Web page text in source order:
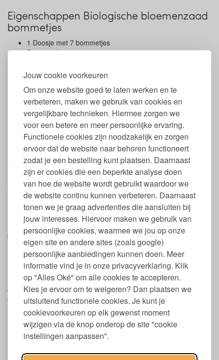
Jouw cookie voorkeuren
Om onze website goed te laten werken en te
verbeteren, maken we gebruik van cookies en
vergelijkbare technieken. Hiermee zorgen we
voor een betere en meer persoonlijke ervaring.
Functionele cookies zijn noodzakelijk en zorgen
ervoor dat de website naar behoren functioneert
zodat je een bestelling kunt plaatsen. Daarnaast
zijn er cookies die een beperkte analyse doen
van hoe de website wordt gebruikt waardoor we
de website continu kunnen verbeteren. Daarnaast
tonen we je graag advertenties die aansluiten bij
jouw interesses. Hiervoor maken we gebruik van
persoonlijke cookies, waarmee we jou op onze
eigen site en andere sites (zoals google)
persoonlijke aanbiedingen kunnen doen. Meer
informatie vind je in onze privacyverklaring. Klik
op "Alles Oké" om alle cookies te accepteren.
Kies je ervoor om te weigeren? Dan plaatsen we
uitsluitend functionele cookies. Je kunt je
cookievoorkeuren op elk gewenst moment
wijzigen via de knop onderop de site "cookie
instellingen aanpassen".
Eigenschappen Biologische bloemenzaad
bommetjes
1 Doosje met 7 bommetjes
Diameter bommetje: 20 mm.
Inheemse bloembommetjes voor biodiversiteit
Zaaitijd: maart t/m juli
Geschikt voor buiten in de tuin, op het balkon of
op openbare grond
Gemaakt in Nederland
Blossombs zijn +/- 2 jaar houdbaar
Afmeting doosje 7 stuks: 18 x 16 x 2,5 cm
Verschillende soorten zaadbommetjes
mixen
Voor jou, Hollandse mix
Klaproos, Weide salie, Echte kamille, Gele ganzebloem,
Korenbloem en Margriet.
Deze mix is “inheems” (Hollands) en is geselecteerd met oog op
bijen en vlinders.
Hoera, Zonnebloem mix
Bloemen, Laagbloeiende mix: Mexicaans madeliefje,
Duizendschoon, Gele kamille, Koekruid, Rode klaver, Bonenkruid
en Tijm.
Geschikt voor potten, balkons, kleine tuinen.
Bedankt, Tuin- en keukenkruiden mix
Basilicum, Tijm, Bonenkruid, Salie, Koriander, Wilde Marjolein
(Oregano), Rozemarijn en Citroenmelisse.
Kruidenmix is naast decoratief ook nuttig in de keuken.